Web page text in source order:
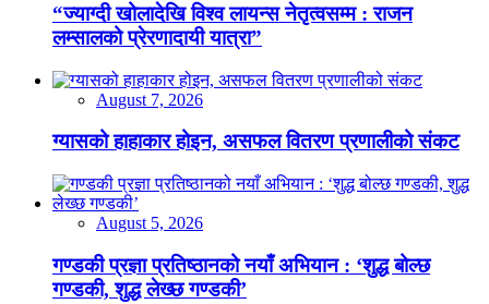
“ज्याग्दी खोलादेखि विश्व लायन्स नेतृत्वसम्म : राजन
लम्सालको प्रेरणादायी यात्रा”
August 7, 2026
ग्यासको हाहाकार होइन, असफल वितरण प्रणालीको संकट
August 5, 2026
गण्डकी प्रज्ञा प्रतिष्ठानको नयाँ अभियान : ‘शुद्ध बोल्छ
गण्डकी, शुद्ध लेख्छ गण्डकी’